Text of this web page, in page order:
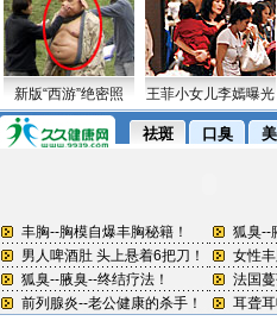
新版“西游”绝密照 王菲小女儿李嫣曝光